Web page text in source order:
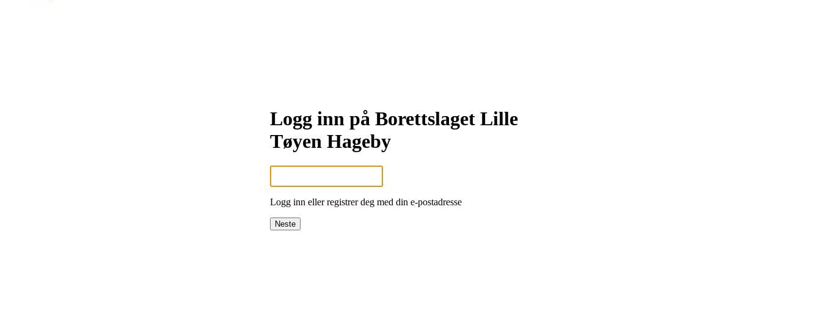
Logg inn på Borettslaget Lille
Tøyen Hageby
Logg inn eller registrer deg med din e-postadresse
Neste